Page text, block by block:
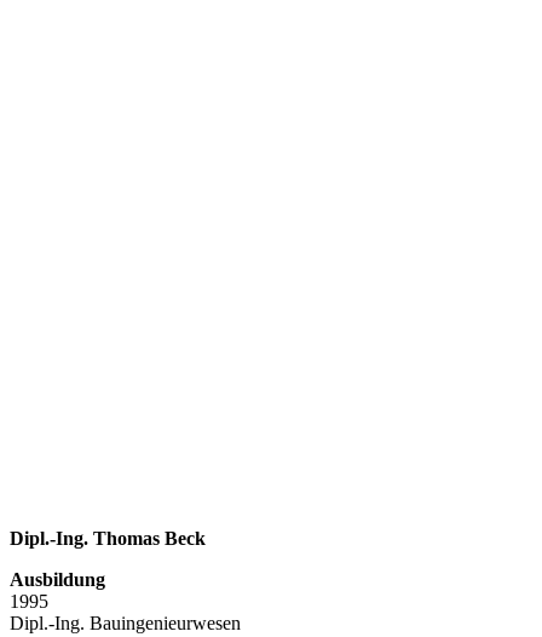
Dipl.-Ing. Thomas Beck
Ausbildung
1995
Dipl.-Ing. Bauingenieurwesen